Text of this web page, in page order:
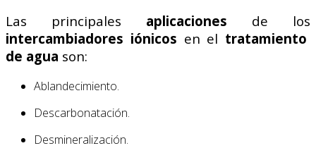
Las principales aplicaciones de los
intercambiadores iónicos en el tratamiento
de agua son:
Ablandecimiento.
Descarbonatación.
Desmineralización.